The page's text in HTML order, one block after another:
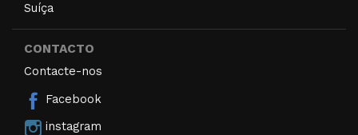
Suíça
CONTACTO
Contacte-nos
Facebook
instagram